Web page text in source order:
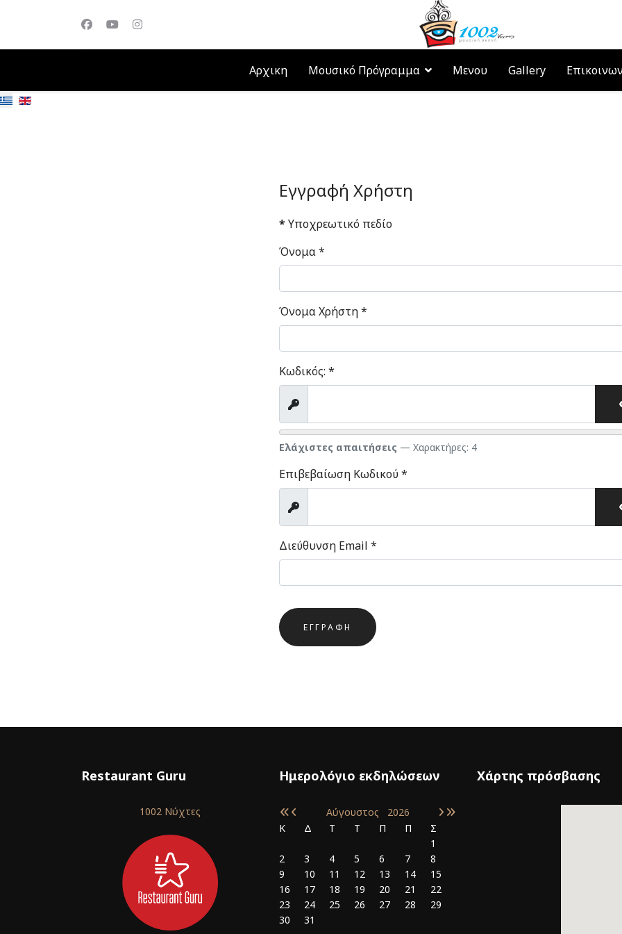
Αρχικη Μουσικό Πρόγραμμα Μενου Gallery
Εγγραφή Χρήστη
*Υποχρεωτικό πεδίο
Όνομα*
Όνομα Χρήστη*
Κωδικός: *
Προβολή
Ελάχιστες απαιτήσεις — Χαρακτήρες: 4
Επιβεβαίωση Κωδικού *
Προβολή
Διεύθυνση Email *
Captcha*
ΕΓΓΡΑΦΉ
Restaurant Guru
1002 Νύχτες
Ημερολόγιο εκδηλώσεων
Αύγουστος 2026
Κ
Δ Τ Τ Π Π
Σ
1
2
3 4 5 6 7
8
9
10 11 12 13 14
15
16
17 18 19 20 21
22
23
24 25 26 27 28
29
30
31
Χάρτης πρόσβασης